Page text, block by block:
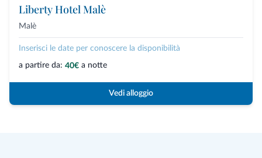
Liberty Hotel Malè
Malè
Inserisci le date per conoscere la disponibilità
a partire da: 40€ a notte
Vedi alloggio